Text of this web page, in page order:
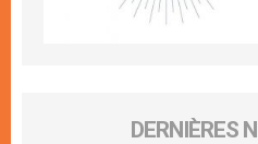
DERNIÈRES